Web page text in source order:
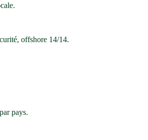
offshore 14/14.
pays.